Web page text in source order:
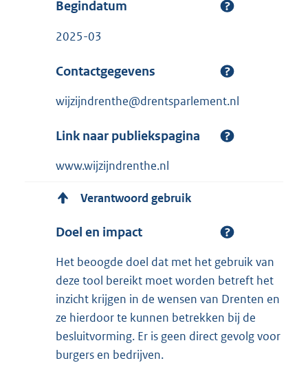
Begindatum
2025-03
Contactgegevens
wijzijndrenthe@drentsparlement.nl
Link naar publiekspagina
www.wijzijndrenthe.nl
Verantwoord gebruik
Doel en impact
Het beoogde doel dat met het gebruik van
deze tool bereikt moet worden betreft het
inzicht krijgen in de wensen van Drenten en
ze hierdoor te kunnen betrekken bij de
besluitvorming. Er is geen direct gevolg voor
burgers en bedrijven.